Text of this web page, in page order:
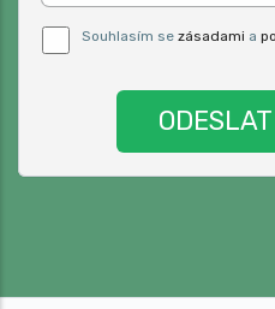
Pro odeslání musite
podmínky.
Souhlasím se zásadami a